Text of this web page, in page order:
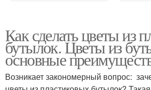
Трогательные цветочки
Розы из пластиковых
Как сделать цветы из
бутылок. Цветы из
основные
Возникает закономерный вопрос: